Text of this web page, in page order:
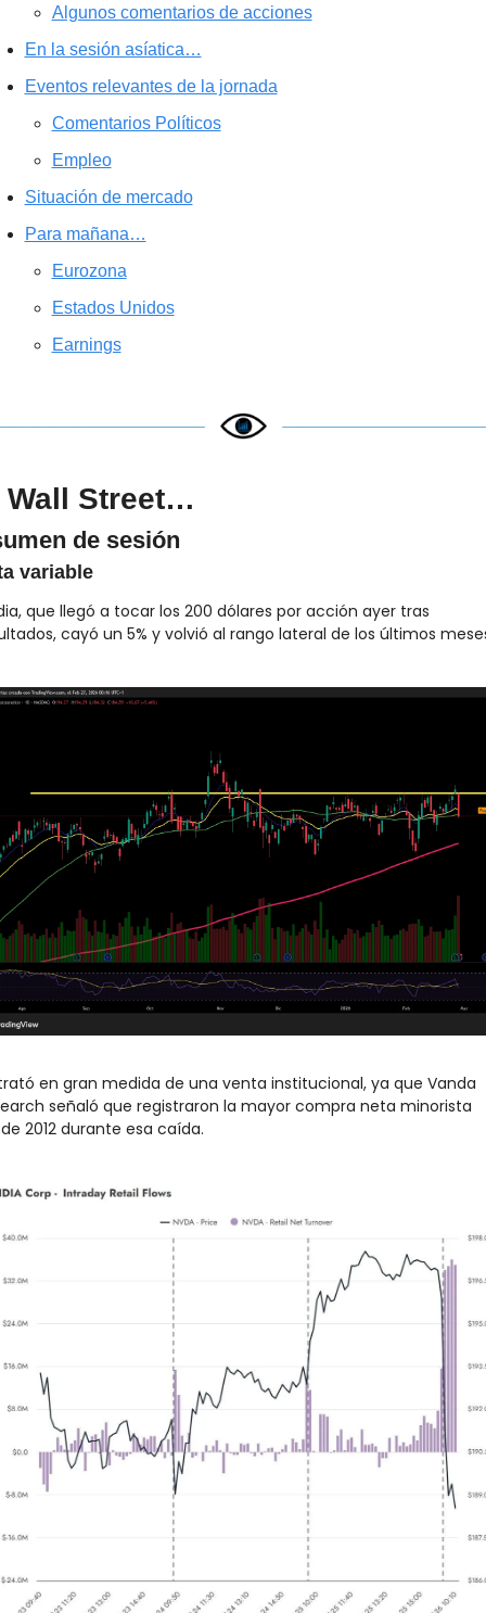
Algunos comentarios de acciones
En la sesión asíatica…
Eventos relevantes de la jornada
Comentarios Políticos
Empleo
Situación de mercado
Para mañana…
Eurozona
Estados Unidos
Earnings
Wall Street…
de sesión
variable
que llegó a tocar los 200 dólares por acción ayer tras
cayó un 5% y volvió al rango lateral de los últimos
en gran medida de una venta institucional, ya que Vanda
señaló que registraron la mayor compra neta minorista
2012 durante esa caída.